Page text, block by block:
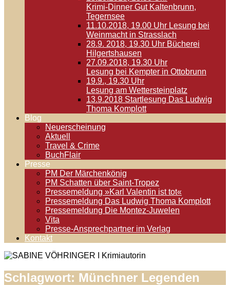
Krimi-Dinner Gut Kaltenbrunn,
Tegernsee
11.10.2018, 19.00 Uhr Lesung bei
Weinmacht in Strasslach
28.9. 2018, 19.30 Uhr Bücherei
Hilgertshausen
27.09.2018, 19.30 Uhr
Lesung bei Kempter in Ottobrunn
19.9., 19.30 Uhr
Lesung am Wettersteinplatz
13.9.2018 Startlesung Das Ludwig
Thoma Komplott
Blog
Neuerscheinung
Aktuell
Travel & Crime
BuchFlair
Presse
PM Der Märchenkönig
PM Schatten über Saint-Tropez
Pressemeldung »Karl Valentin ist tot«
Pressemeldung Das Ludwig Thoma Komplott
Pressemeldung Die Montez-Juwelen
Vita
Presse-Ansprechpartner im Verlag
Kontakt
Schlagwort: Münchner Legenden